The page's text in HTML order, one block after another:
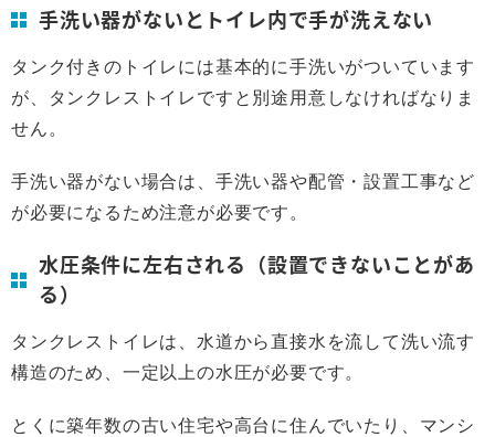
手洗い器がないとトイレ内で手が洗えない
タンク付きのトイレには基本的に手洗いがついています
が、タンクレストイレですと別途用意しなければなりま
せん。
手洗い器がない場合は、手洗い器や配管・設置工事など
が必要になるため注意が必要です。
水圧条件に左右される（設置できないことがあ
る）
タンクレストイレは、水道から直接水を流して洗い流す
構造のため、一定以上の水圧が必要です。
とくに築年数の古い住宅や高台に住んでいたり、マンシ